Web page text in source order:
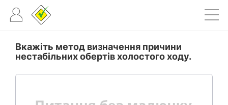
Вкажіть метод визначення причини
нестабільних обертів холостого ходу.